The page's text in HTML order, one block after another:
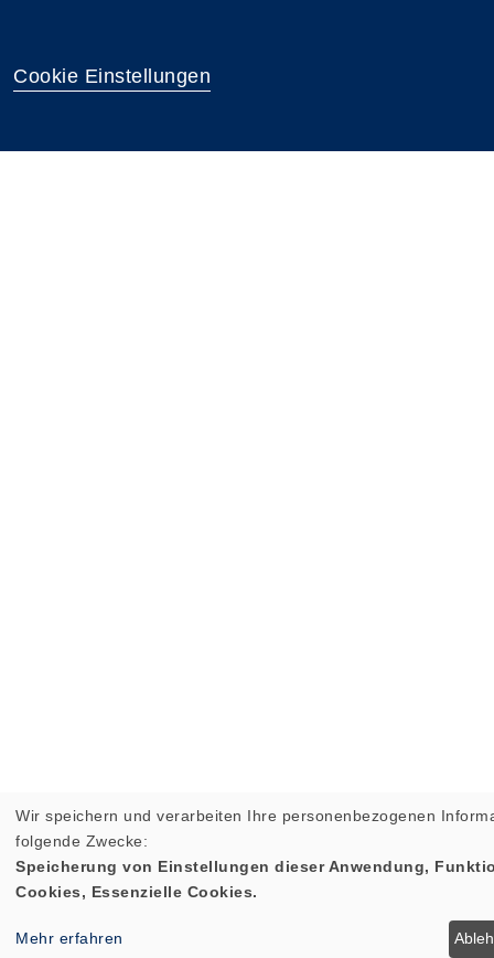
Cookie Einstellungen
Wir speichern und verarbeiten Ihre personenbezogenen
folgende Zwecke:
Speicherung von Einstellungen dieser Anwendung,
Cookies, Essenzielle Cookies.
Mehr erfahren